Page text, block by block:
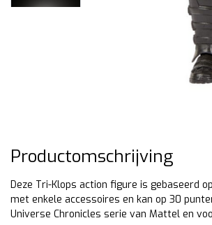
Productomschrijving
Deze Tri-Klops action figure is gebaseerd
met enkele accessoires en kan op 30
Universe Chronicles serie van Mattel en